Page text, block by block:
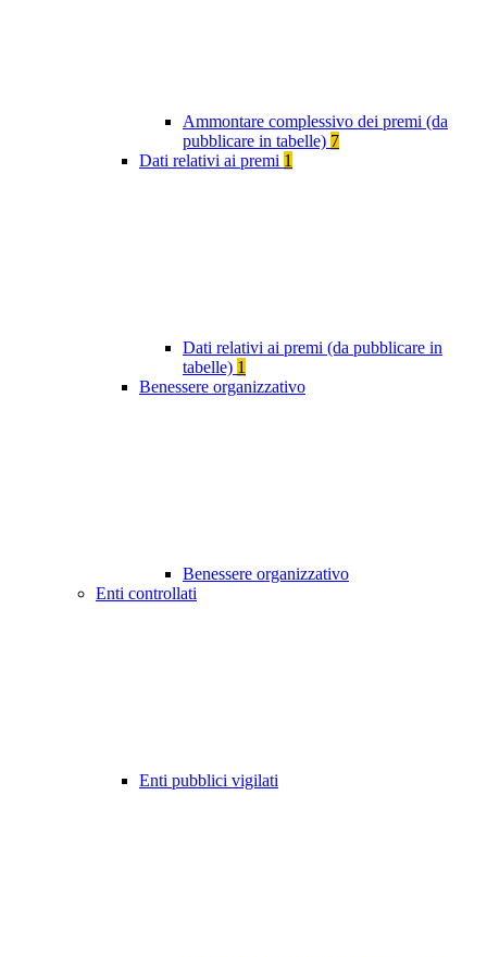
Ammontare complessivo dei premi (da
pubblicare in tabelle) 7
Dati relativi ai premi 1
Dati relativi ai premi (da pubblicare in
tabelle) 1
Benessere organizzativo
Benessere organizzativo
Enti controllati
Enti pubblici vigilati